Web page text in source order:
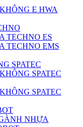
E HWA
TECHNO ES
TECHNO EMS
SPATEC
SPATEC
SPATEC
NHỰA